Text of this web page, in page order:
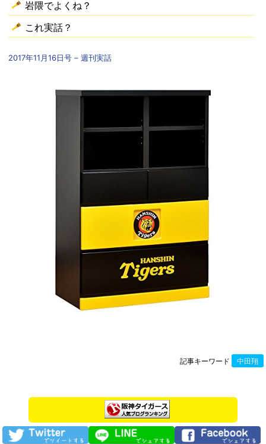
岩隈でよくね？
これ実話？
2017年11月16日号 – 週刊実話
記事キーワード 中田翔